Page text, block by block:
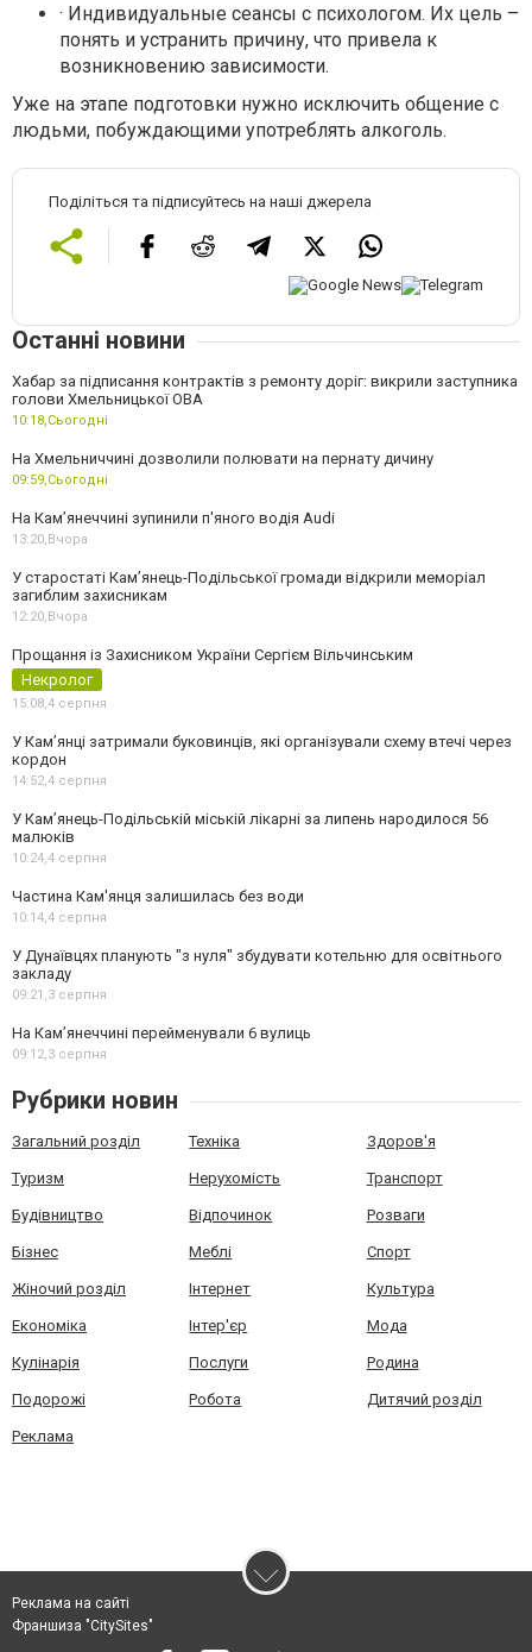
· Индивидуальные сеансы с психологом. Их цель –
понять и устранить причину, что привела к
возникновению зависимости.
Уже на этапе подготовки нужно исключить общение с
людьми, побуждающими употреблять алкоголь.
Поділіться та підписуйтесь на наші джерела
Останні новини
Хабар за підписання контрактів з ремонту доріг: викрили заступника
голови Хмельницької ОВА
10:18,Сьогодні
На Хмельниччині дозволили полювати на пернату дичину
09:59,Сьогодні
На Камʼянеччині зупинили п'яного водія Audi
13:20, Вчора
У старостаті Кам’янець-Подільської громади відкрили меморіал
загиблим захисникам
12:20, Вчора
Прощання із Захисником України Сергієм Вільчинським
Некролог
15:08,4 серпня
У Кам’янці затримали буковинців, які організували схему втечі через
кордон
14:52,4 серпня
У Кам’янець-Подільській міській лікарні за липень народилося 56
малюків
10:24,4 серпня
Частина Кам'янця залишилась без води
10:14,4 серпня
У Дунаївцях планують "з нуля" збудувати котельню для освітнього
закладу
09:21,3 серпня
На Камʼянеччині перейменували 6 вулиць
09:12,3 серпня
Рубрики новин
Загальний розділ Техніка Здоров'я
Туризм Нерухомість Транспорт
Будівництво Відпочинок Розваги
Бізнес Меблі Спорт
Жіночий розділ Інтернет Культура
Економіка Інтер'єр Мода
Кулінарія Послуги Родина
Подорожі Робота Дитячий розділ
Реклама
Реклама на сайті
Франшиза "CitySites"